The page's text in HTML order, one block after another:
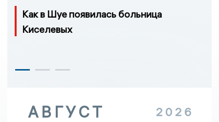
Как в Шуе появилась больница
Киселевых
АВГУСТ 2026